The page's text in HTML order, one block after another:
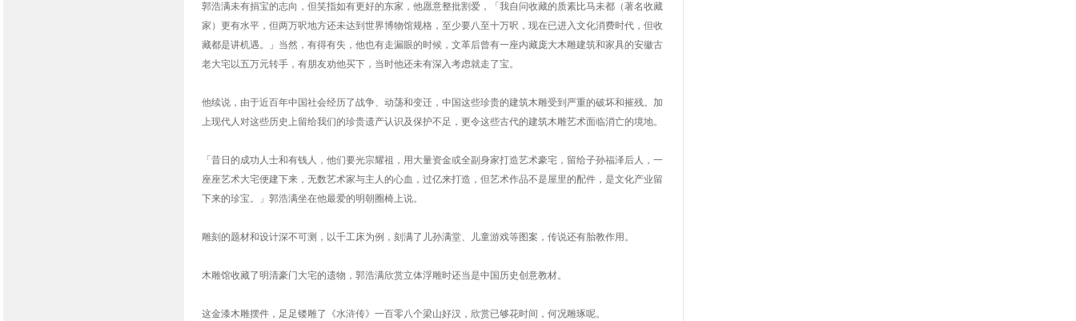
郭浩满未有捐宝的志向，但笑指如有更好的东家，他愿意整批割爱，「我自问收藏的质素比马未都（著名收藏
家）更有水平，但两万呎地方还未达到世界博物馆规格，至少要八至十万呎，现在已进入文化消费时代，但收
藏都是讲机遇。」当然，有得有失，他也有走漏眼的时候，文革后曾有一座内藏庞大木雕建筑和家具的安徽古
老大宅以五万元转手，有朋友劝他买下，当时他还未有深入考虑就走了宝。
他续说，由于近百年中国社会经历了战争、动荡和变迁，中国这些珍贵的建筑木雕受到严重的破坏和摧残。加
上现代人对这些历史上留给我们的珍贵遗产认识及保护不足，更令这些古代的建筑木雕艺术面临消亡的境地。
「昔日的成功人士和有钱人，他们要光宗耀祖，用大量资金或全副身家打造艺术豪宅，留给子孙福泽后人，一
座座艺术大宅便建下来，无数艺术家与主人的心血，过亿来打造，但艺术作品不是屋里的配件，是文化产业留
下来的珍宝。」郭浩满坐在他最爱的明朝圈椅上说。
雕刻的题材和设计深不可测，以千工床为例，刻满了儿孙满堂、儿童游戏等图案，传说还有胎教作用。
木雕馆收藏了明清豪门大宅的遗物，郭浩满欣赏立体浮雕时还当是中国历史创意教材。
这金漆木雕摆件，足足镂雕了《水浒传》一百零八个梁山好汉，欣赏已够花时间，何况雕琢呢。